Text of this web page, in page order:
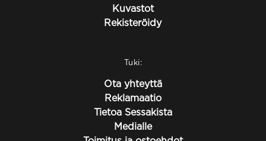
Kuvastot
Rekisteröidy
Tuki:
Ota yhteyttä
Reklamaatio
Tietoa Sessakista
Medialle